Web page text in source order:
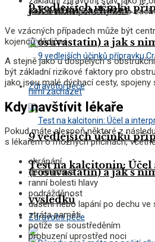
9 vedlejších účinků
(rosuvastatin) a jak s
Zdravotní péče
Test na kalcitonin:
výsledků
jak s nimi zacházet
9 vedlejších účinků
(rosuvastatin) a jak s
Zdravotní péče
metabolické poruchy nebo
Ve vzácných případech může být
kojenců dědičná.
A stejně jako u dospělých s
být základní rizikové faktory pro
jako jsou malé dýchací cesty, spojeny
Kdy navštívit lékaře
Pokud máte alespoň některé z
s lékařem o možných příčinách,
chrápání
denní únava
ranní bolesti hlavy
podrážděnost
dušení nebo lapání po dechu ve
ztráta paměti
potíže se soustředěním
probuzení uprostřed noci